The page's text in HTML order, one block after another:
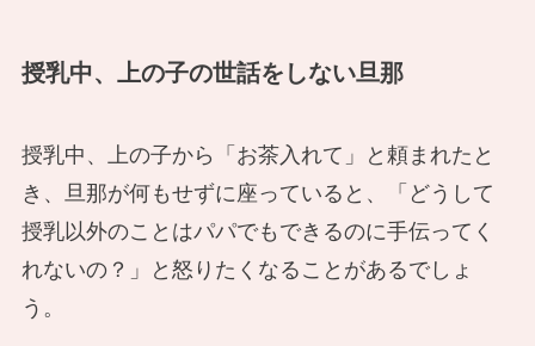
授乳中、上の子の世話をしない旦那
授乳中、上の子から「お茶入れて」と頼まれたと
き、旦那が何もせずに座っていると、「どうして
授乳以外のことはパパでもできるのに手伝ってく
れないの？」と怒りたくなることがあるでしょ
う。